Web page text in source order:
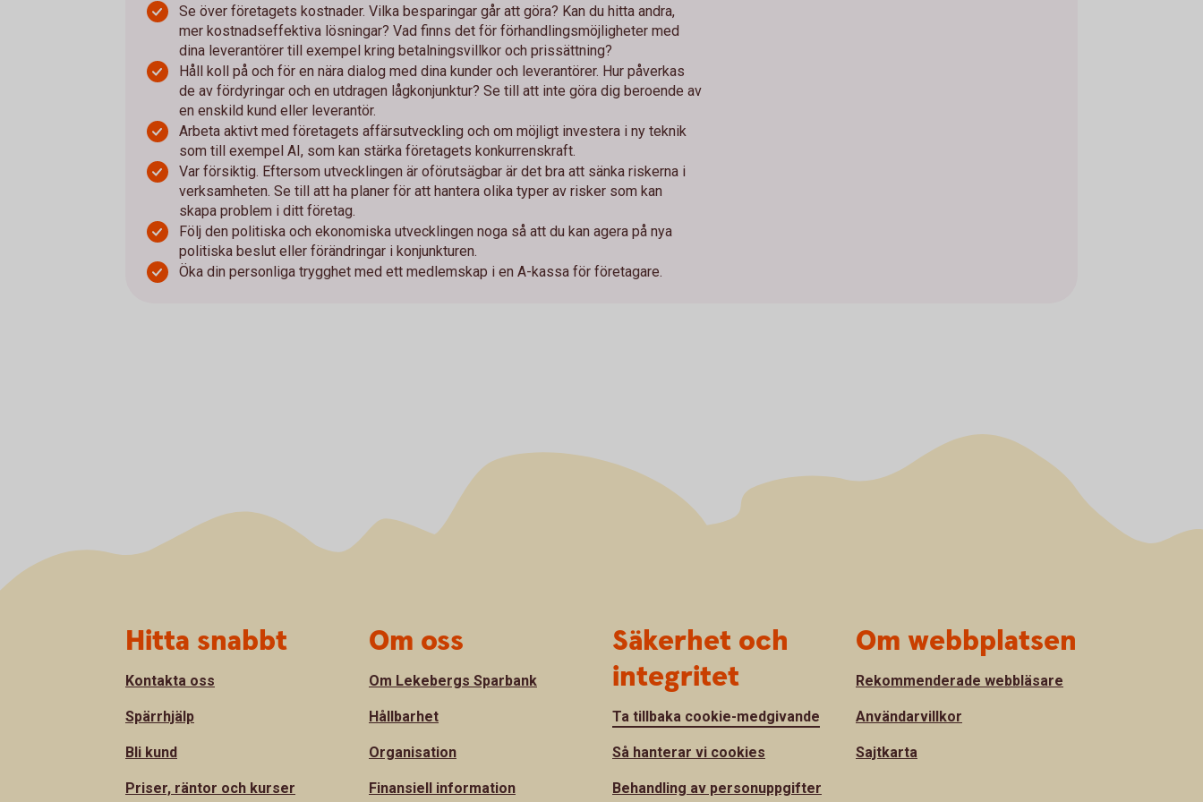
Se över företagets kostnader. Vilka besparingar går att göra? Kan du hitta andra,
mer kostnadseffektiva lösningar? Vad finns det för förhandlingsmöjligheter med
dina leverantörer till exempel kring betalningsvillkor och prissättning?
Håll koll på och för en nära dialog med dina kunder och leverantörer. Hur påverkas
de av fördyringar och en utdragen lågkonjunktur? Se till att inte göra dig beroende av
en enskild kund eller leverantör.
Arbeta aktivt med företagets affärsutveckling och om möjligt investera i ny teknik
som till exempel AI, som kan stärka företagets konkurrenskraft.
Var försiktig. Eftersom utvecklingen är oförutsägbar är det bra att sänka riskerna i
verksamheten. Se till att ha planer för att hantera olika typer av risker som kan
skapa problem i ditt företag.
Följ den politiska och ekonomiska utvecklingen noga så att du kan agera på nya
politiska beslut eller förändringar i konjunkturen.
Öka din personliga trygghet med ett medlemskap i en A-kassa för företagare.
Hitta snabbt
Kontakta oss
Spärrhjälp
Bli kund
Priser, räntor och kurser
Om oss
Om Lekebergs Sparbank
Hållbarhet
Organisation
Finansiell information
Säkerhet och
integritet
Ta tillbaka cookie-medgivande
Så hanterar vi cookies
Behandling av personuppgifter
Om webbplatsen
Rekommenderade webbläsare
Användarvillkor
Sajtkarta